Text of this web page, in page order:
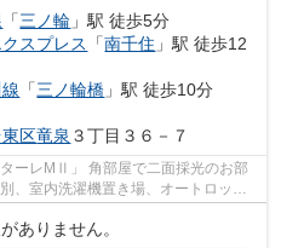
「三ノ輪 」駅 徒歩5分
スプレス
「南千住 」駅 徒歩12
「三ノ輪橋 」駅 徒歩10分
東区竜泉 ３丁目３６－７
ーレMⅡ」 角部屋で二面採光のお部
、室内洗濯機置き場、オートロック
ありません。